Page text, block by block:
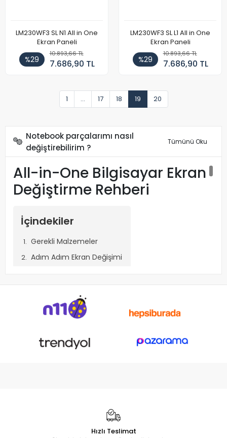
LM230WF3 SL N1 All in One
Ekran Paneli
%29
10.893,66 TL
7.686,90 TL
LM230WF3 SL L1 All in One
Ekran Paneli
%29
10.893,66 TL
7.686,90 TL
1 ... 17 18 19 20
Notebook parçalarımı nasıl
değiştirebilirim ?
Tümünü Oku
All-in-One Bilgisayar Ekran
Değiştirme Rehberi
İçindekiler
Gerekli Malzemeler
Adım Adım Ekran Değişimi
All-in-One Bilgisayar Ekran Değiştirme Rehberi
All-in-One (AIO) bilgisayarlar, kompakt yapıları nedeniyle
değişim sürecine sahiptir. Ekran hasar gördüğünde veya
arızalandığında, doğru adımları takip ederek yeni bir ekranla
Hızlı Teslimat